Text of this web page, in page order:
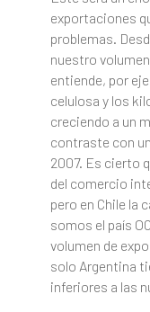
exportaciones
problemas.
nuestro
entiende, por
celulosa y los
creciendo a un
contraste con
2007. Es cierto
del comercio
pero en Chile la
somos el país
volumen de
solo Argentina
inferiores a las